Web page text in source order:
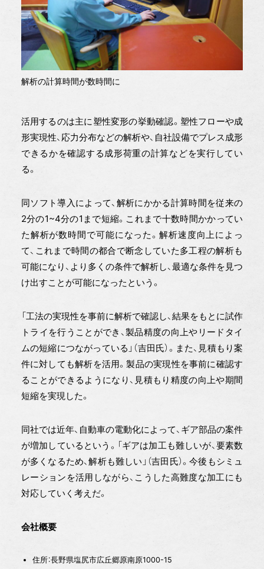
解析の計算時間が数時間に
活用するのは主に塑性変形の挙動確認。塑性フローや成
形実現性、応力分布などの解析や、自社設備でプレス成形
できるかを確認する成形荷重の計算などを実行してい
る。
同ソフト導入によって、解析にかかる計算時間を従来の
2分の1~4分の1まで短縮。これまで十数時間かかってい
た解析が数時間で可能になった。解析速度向上によっ
て、これまで時間の都合で断念していた多工程の解析も
可能になり、より多くの条件で解析し、最適な条件を見つ
け出すことが可能になったという。
「工法の実現性を事前に解析で確認し、結果をもとに試作
トライを行うことができ、製品精度の向上やリードタイ
ムの短縮につながっている」（吉田氏）。また、見積もり案
件に対しても解析を活用。製品の実現性を事前に確認す
ることができるようになり、見積もり精度の向上や期間
短縮を実現した。
同社では近年、自動車の電動化によって、ギア部品の案件
が増加しているという。「ギアは加工も難しいが、要素数
が多くなるため、解析も難しい」（吉田氏）。今後もシミュ
レーションを活用しながら、こうした高難度な加工にも
対応していく考えだ。
会社概要
住所：長野県塩尻市広丘郷原南原1000-15